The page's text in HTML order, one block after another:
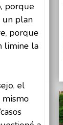
porque
un plan
porque
limine la
el
mismo